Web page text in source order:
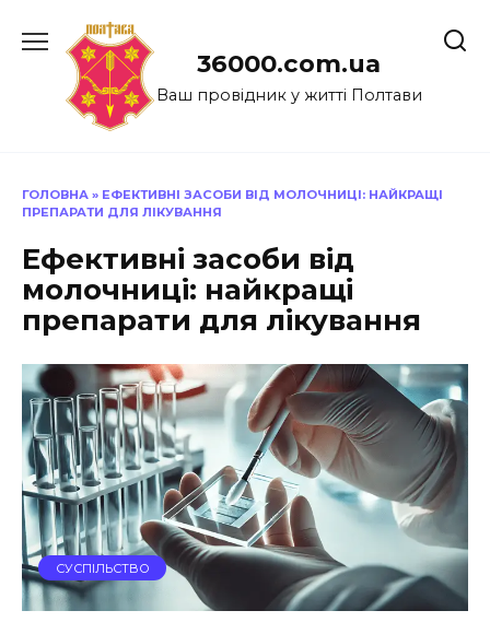
до
36000.com.ua
Ваш провідник у житті Полтави
ГОЛОВНА » ЕФЕКТИВНІ ЗАСОБИ ВІД МОЛОЧНИЦІ: НАЙКРАЩІ
ПРЕПАРАТИ ДЛЯ ЛІКУВАННЯ
Ефективні засоби від
молочниці: найкращі
препарати для лікування
СУСПІЛЬСТВО